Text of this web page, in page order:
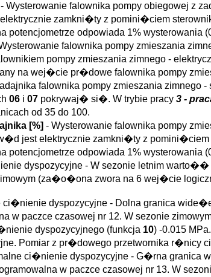
- Wysterowanie falownika pompy obiegowej z
zamkni�ty z pomini�ciem
odpowiada 1% wysterowania
falownika pompy zmieszania
pompy zmieszania zimnego -
na wej�cie pr�dowe falownika pompy
falownika pompy zmieszania
06 i 07 pokrywaj� si�. W trybie pracy 3 -
od 35 do 100.
[%] - Wysterowanie falownika pompy
jest elektrycznie zamkni�ty z
odpowiada 1% wysterowania
dyspozycyjne - W sezonie letnim
(za�o�ona zwora na 6 wej�cie
ci�nienie dyspozycyjne - Dolna granica
w paczce czasowej nr 12. W sezonie
dyspozycyjnego (funkcja 10) -0.015 MPa.
Pomiar z pr�dowego przetwornika r�nicy
ci�nienie dyspozycyjne - G�rna granica
w paczce czasowej nr 13. W